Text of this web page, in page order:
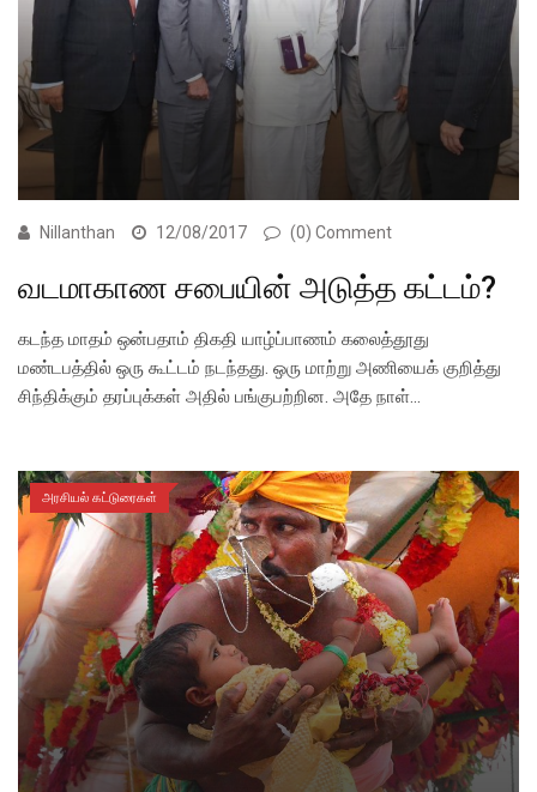
Nillanthan 12/08/2017 (0) Comment
வடமாகாண சபையின் அடுத்த கட்டம்?
கடந்த மாதம் ஒன்பதாம் திகதி யாழ்ப்பாணம் கலைத்தூது
மண்டபத்தில் ஒரு கூட்டம் நடந்தது. ஒரு மாற்று அணியைக் குறித்து
சிந்திக்கும் தரப்புக்கள் அதில் பங்குபற்றின. அதே நாள்…
அரசியல் கட்டுரைகள்